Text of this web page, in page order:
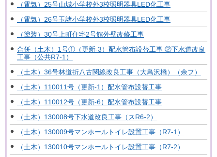
（電気）25号山城小学校外3校照明器具LED化工事
（電気）26号玉諸小学校外3校照明器具LED化工事
（塗装）30号上町住宅2号館外壁改修工事
合併（土木）1号①（更新-3）配水管布設替工事 ②下水道改良
工事（公共R7-1）
（土木）36号林道折八古関線改良工事（大鳥沢橋）（余フ）
（土木）110011号（更新-1）配水管布設替工事
（土木）110012号（更新-6）配水管布設替工事
（土木）130008号下水道改良工事（スR6-2）
（土木）130009号マンホールトイレ設置工事（R7-1）
（土木）130010号マンホールトイレ設置工事（R7-2）